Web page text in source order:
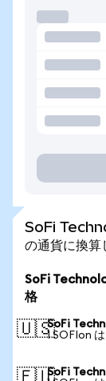
SoFi
の通貨に換算
SoFi
格
🇺🇸SoFi
1 SOFIon
SoFi